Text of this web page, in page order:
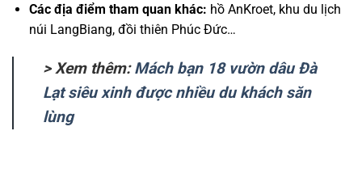
Các địa điểm tham quan khác: hồ AnKroet, khu du lịch
núi LangBiang, đồi thiên Phúc Đức…
> Xem thêm:Mách bạn 18 vườn dâu Đà
Lạt siêu xinh được nhiều du khách săn
lùng